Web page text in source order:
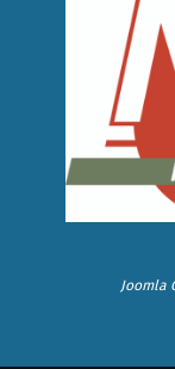
Joomla